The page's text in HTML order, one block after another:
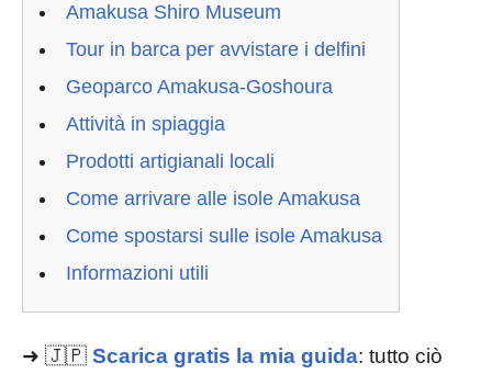
Amakusa Shiro Museum
Tour in barca per avvistare i delfini
Geoparco Amakusa-Goshoura
Attività in spiaggia
Prodotti artigianali locali
Come arrivare alle isole Amakusa
Come spostarsi sulle isole Amakusa
Informazioni utili
➜ 🇯🇵 Scarica gratis la mia guida: tutto ciò